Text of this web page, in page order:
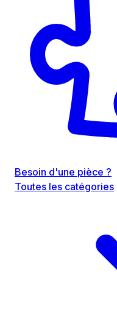
Besoin d'une pièce ?
Toutes les catégories